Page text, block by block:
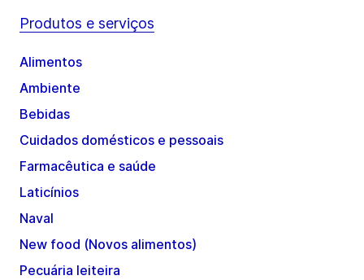
Produtos e serviços
Alimentos
Ambiente
Bebidas
Cuidados domésticos e pessoais
Farmacêutica e saúde
Laticínios
Naval
New food (Novos alimentos)
Pecuária leiteira